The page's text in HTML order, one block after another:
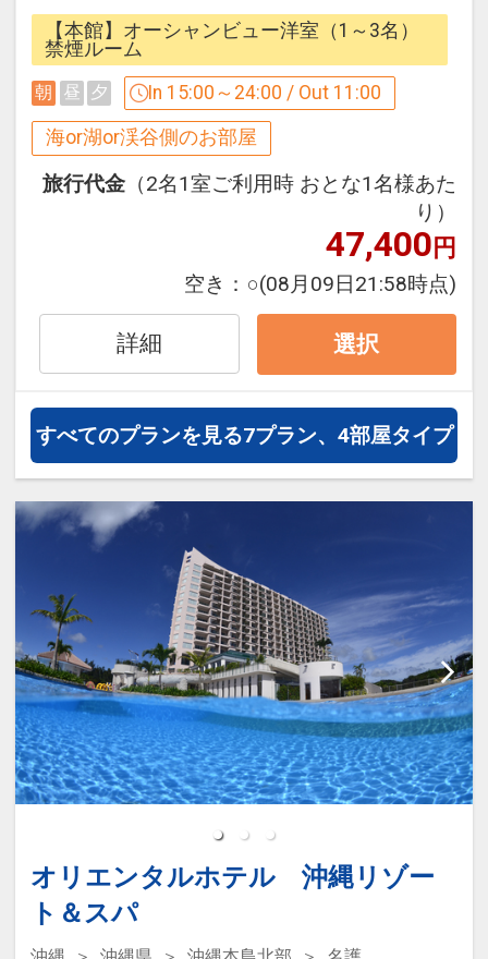
ります。
■駐車場料金のご案内
有料 1台につき1泊 ￥2、000（税込み）
設定期間：2026年9月1日～2026年11月
インターネットコース番号：DP-2-
200000032310
おります。
※東館へのご宿泊の方は別館となります
ので、隣館への移動がございます。
ご面倒おかけいたしますが、ご理解いた
だけますようよろしく申し上げます。
※連泊時の客室清掃はございません。タ
オル類とゴミは回収させて頂きます。
☆ ☆ ☆ ☆ ☆ ☆ ☆ ☆ ☆ ☆ ☆ ☆
プライベートビーチで過ごす、リゾート
を楽しんでみませんか？
その場に身を置くだけで自然に溶け込む
ような一体感を味わえる、静かで穏やか
なリゾネックス名護自慢のビーチ。
ビーチでのんびり読書やうたた寝をした
り、サップやパラセーリングを思う存分
堪能したり。
少し疲れたら、太陽を避けて部屋のバル
コニーやレストランのテラスでひと休
み。
時間や移動を気にせず、マイペースに伸
び伸びと過ごせます。
※ 遊泳時期：通年
設定期間：2026年9月1日～2026年11月
30日
地元の人も訪れない、小さな天然ビーチ
を独占するリゾネックス名護。
混雑することなく、南国リゾートの魅力
を満喫できます。
絶景を目の前に、心が開放されるステキ
なひとときをお過ごしください。
客室はすべてオーシャンフロントで名護
波の音で目覚める朝。
ゆったりとした時間を過ごしませんか？
で
余裕をもって観光できます。
☆ ☆ ☆ ☆ ☆ ☆ ☆ ☆ ☆ ☆ ☆ ☆
すべてのお部屋がオーシャンフロント・
ベランダ付のお部屋。
洋室、和洋室のお部屋を揃え、開放的に
伸び伸びとお寛ぎいただけます。
美しい海を眺めながら、開放的なゆった
りとした時間をお愉しみください。
・連泊時の客室清掃はございません。た
だし、タオル類とゴミは回収させて頂き
【お食事】
【本館】オーシャンビュー洋室（1～3名）
禁煙ルーム
朝 昼 夕 In 15:00～24:00 / Out 11:00
海or湖or渓谷側のお部屋
旅行代金 （2名1室ご利用時 おとな1名様あた
り）
47,400円
空き： ○(08月09日21:58時点)
詳細 選択
すべてのプランを見る7プラン、4部屋タイプ
オリエンタルホテル 沖縄リゾー
ト＆スパ